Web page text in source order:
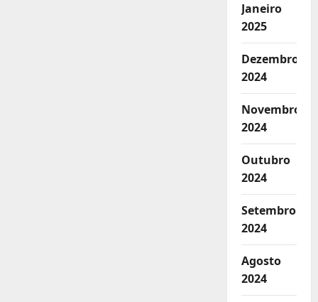
Janeiro
2025
Dezembro
2024
Novembro
2024
Outubro
2024
Setembro
2024
Agosto
2024